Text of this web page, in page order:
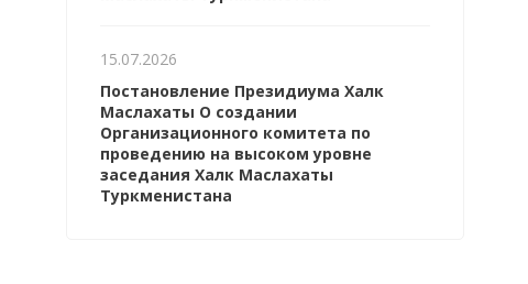
15.07.2026
Постановление Президиума Халк
Маслахаты О создании
Организационного комитета по
проведению на высоком уровне
заседания Халк Маслахаты
Туркменистана